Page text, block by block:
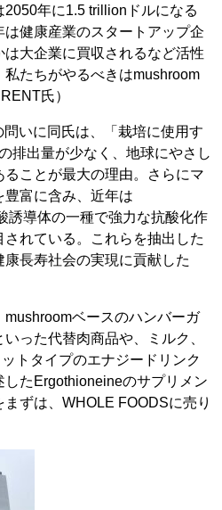
年に1.5 trillionドルになる
健康産業のスタートアップ企
大企業に買収されるなど活性
たちがやるべきはmushroom
氏）
問いに同氏は、「栽培に使用す
排出量が少なく、地球にやさし
ことが最大の理由。さらにマ
豊富に含み、近年は
誘導体の一種で強力な抗酸化作
れている。これらを抽出した
長寿社会の実現に貢献した
ベースのハンバーガ
った代替肉商品や、ミルク、
トタイプのエナジードリンク
たErgothioneineのサプリメン
まずは、WHOLE FOODSに売り